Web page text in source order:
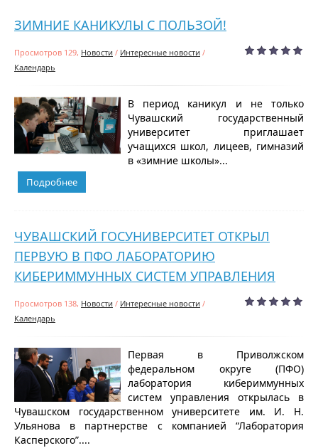
ЗИМНИЕ КАНИКУЛЫ С ПОЛЬЗОЙ!
Просмотров 129, Новости / Интересные новости /
Календарь
В период каникул и не только
Чувашский государственный
университет приглашает
учащихся школ, лицеев, гимназий
в «зимние школы»...
Подробнее
ЧУВАШСКИЙ ГОСУНИВЕРСИТЕТ ОТКРЫЛ
ПЕРВУЮ В ПФО ЛАБОРАТОРИЮ
КИБЕРИММУННЫХ СИСТЕМ УПРАВЛЕНИЯ
Просмотров 138, Новости / Интересные новости /
Календарь
Первая в Приволжском
федеральном округе (ПФО)
лаборатория кибериммунных
систем управления открылась в
Чувашском государственном университете им. И. Н.
Ульянова в партнерстве с компанией “Лаборатория
Касперского”....